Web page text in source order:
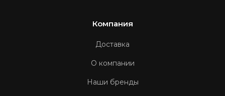
Компания
Доставка
О компании
Наши бренды